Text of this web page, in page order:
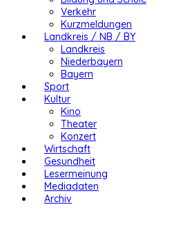
Verkehr
Kurzmeldungen
Landkreis / NB / BY
Landkreis
Niederbayern
Bayern
Sport
Kultur
Kino
Theater
Konzert
Wirtschaft
Gesundheit
Lesermeinung
Mediadaten
Archiv